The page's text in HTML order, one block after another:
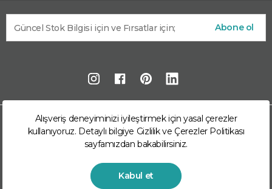
Alışveriş deneyiminizi iyileştirmek için yasal çerezler
kullanıyoruz. Detaylı bilgiye Gizlilik ve Çerezler Politikası
sayfamızdan bakabilirsiniz.
Kabul et
Abone ol
© 2026 Arkom Enerji Market Arkom Enerji
Mühendislik San. Ve Tic. A.Ş. kuruluşudur. Tüm hakları